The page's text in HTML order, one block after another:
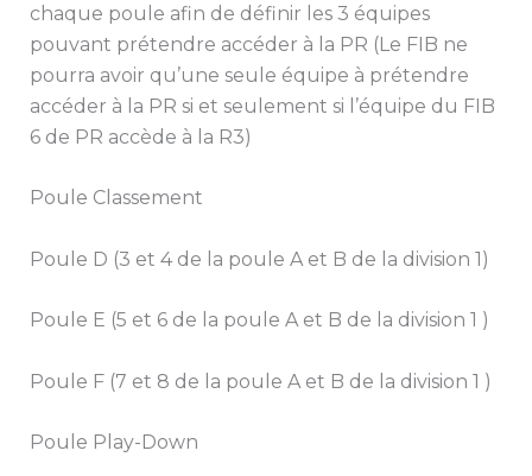
chaque poule afin de définir les 3 équipes
pouvant prétendre accéder à la PR (Le FIB ne
pourra avoir qu’une seule équipe à prétendre
accéder à la PR si et seulement si l’équipe du FIB
6 de PR accède à la R3)
Poule Classement
Poule D (3 et 4 de la poule A et B de la division 1)
Poule E (5 et 6 de la poule A et B de la division 1 )
Poule F (7 et 8 de la poule A et B de la division 1 )
Poule Play-Down